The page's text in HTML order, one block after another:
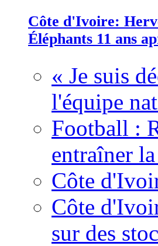
Côte d'Ivoire:
Éléphants 11 ans
« Je suis
l'équipe
Football :
entraîner
Côte
Côte
sur des